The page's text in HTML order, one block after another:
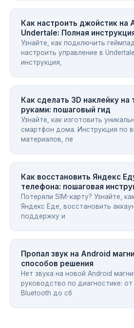
Как настроить джойстик на
Undertale: Полная
Узнайте, как подключить
настроить управление в
инструкция,
Как сделать 3D наклейку
руками: пошаговый гид
Узнайте, как изготовить
смартфон дома. Инструкция по
материалов, пе
Как восстановить Яндекс
телефона: пошаговая
Потеряли SIM-карту? Узнайте,
Яндекс Еде, восстановить
поддержку и
Пропал звук на Android
способов решения
Нет звука на новой Android
руководство по диагностике: от
Bluetooth до сб